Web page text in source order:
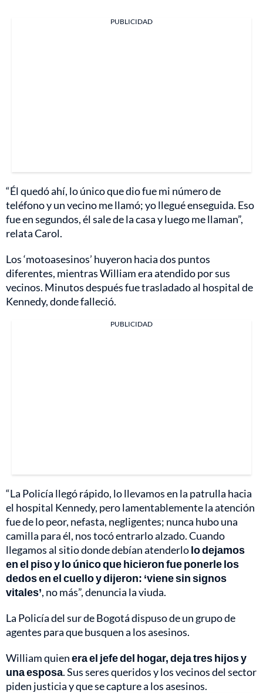
PUBLICIDAD
“Él quedó ahí, lo único que dio fue mi número de
teléfono y un vecino me llamó; yo llegué enseguida. Eso
fue en segundos, él sale de la casa y luego me llaman”,
relata Carol.
Los ‘motoasesinos’ huyeron hacia dos puntos
diferentes, mientras William era atendido por sus
vecinos. Minutos después fue trasladado al hospital de
Kennedy, donde falleció.
PUBLICIDAD
“La Policía llegó rápido, lo llevamos en la patrulla hacia
el hospital Kennedy, pero lamentablemente la atención
fue de lo peor, nefasta, negligentes; nunca hubo una
camilla para él, nos tocó entrarlo alzado. Cuando
llegamos al sitio donde debían atenderlolo dejamos
en el piso y lo único que hicieron fue ponerle los
dedos en el cuello y dijeron: ‘viene sin signos
vitales’, no más”, denuncia la viuda.
La Policía del sur de Bogotá dispuso de un grupo de
agentes para que busquen a los asesinos.
William quienera el jefe del hogar, deja tres hijos y
una esposa. Sus seres queridos y los vecinos del sector
piden justicia y que se capture a los asesinos.